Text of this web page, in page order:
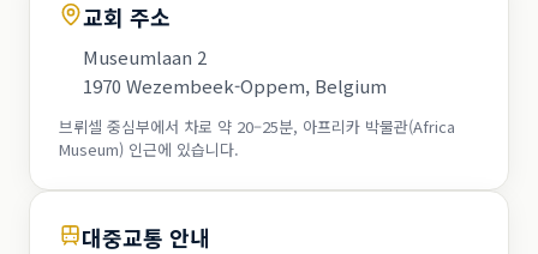
교회 주소
Museumlaan 2
1970 Wezembeek-Oppem, Belgium
브뤼셀 중심부에서 차로 약 20–25분, 아프리카 박물관(Africa
Museum) 인근에 있습니다.
대중교통 안내